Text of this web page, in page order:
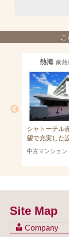
熱海 南熱
シャトーテル
望で充実した
中古マンション
Site Map
Company